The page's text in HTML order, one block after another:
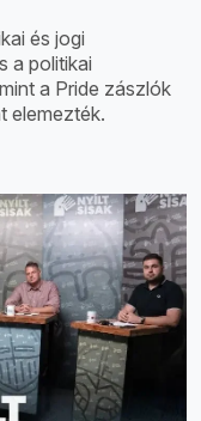
és jogi
a politikai
a Pride zászlók
elemezték.